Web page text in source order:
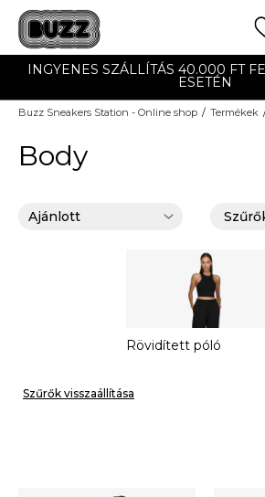
INGYENES SZÁLLÍTÁS 40.000 FT
ESETÉN
Buzz Sneakers Station - Online shop Termékek
Body
Rövidített póló
Szűrők visszaállítása